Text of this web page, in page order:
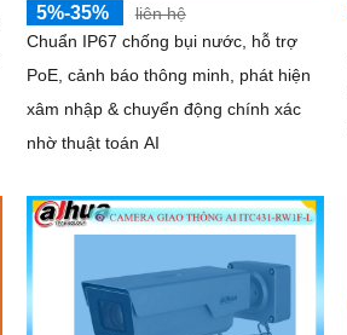
5%-35%
liên hệ
Chuẩn IP67 chống bụi nước, hỗ trợ
PoE, cảnh báo thông minh, phát hiện
xâm nhập & chuyển động chính xác
nhờ thuật toán AI